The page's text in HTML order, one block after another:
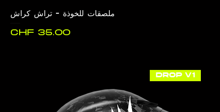
ملصقات للخوذة - تراش كراش
السعر
DROP V1